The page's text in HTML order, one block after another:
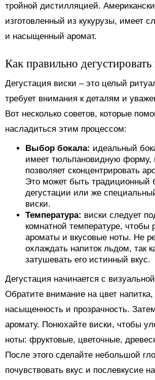
тройной дистилляцией.
изготовленный из кукурузы, имеет
и насыщенный аромат.
Как правильно
Дегустация виски – это целый
требует внимания к деталям и
Вот несколько советов, которые
насладиться этим процессом:
Выбор бокала: идеальный
имеет тюльпановидную форму,
позволяет сконцентрировать
Это может быть традиционный
дегустации или же
виски.
Температура: виски следует
комнатной температуре, чтобы
ароматы и вкусовые ноты. Не
охлаждать напиток льдом, так
затушевать его истинный вкус.
Дегустация начинается с
Обратите внимание на цвет напитка,
насыщенность и прозрачность.
аромату. Понюхайте виски, чтобы
ноты: фруктовые, цветочные,
После этого сделайте небольшой
почувствовать вкус и послевкусие